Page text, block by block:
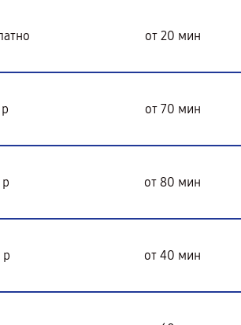
от 20 мин
от 70 мин
от 80 мин
от 40 мин